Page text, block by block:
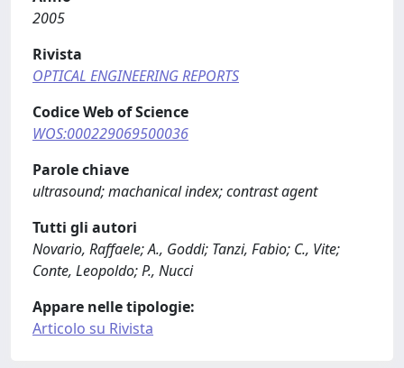
2005
Rivista
OPTICAL ENGINEERING REPORTS
Codice Web of Science
WOS:000229069500036
Parole chiave
ultrasound; machanical index; contrast agent
Tutti gli autori
Novario, Raffaele; A., Goddi; Tanzi, Fabio; C., Vite;
Conte, Leopoldo; P., Nucci
Appare nelle tipologie:
Articolo su Rivista